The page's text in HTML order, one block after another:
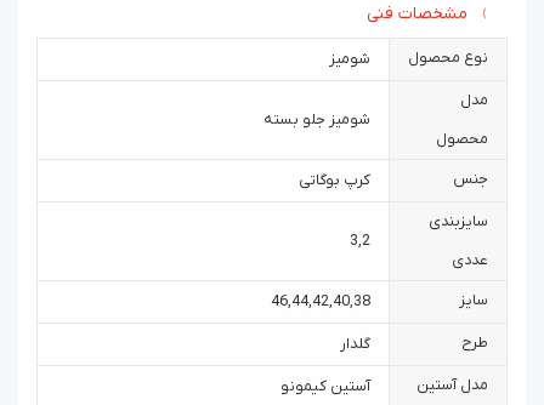
مشخصات فنی
نوع محصول شومیز
مدل
محصول
شومیز جلو بسته
جنس کرپ بوگاتی
سایزبندی
عددی
2
,
3
سایز 38
,
40
,
42
,
44
,
46
طرح گلدار
مدل آستین آستین کیمونو